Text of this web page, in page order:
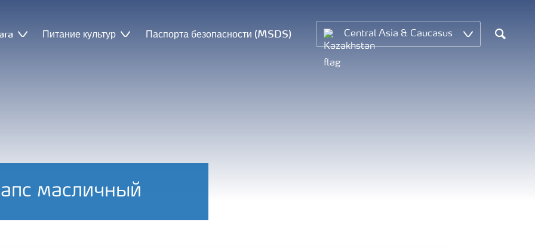
Питание культур Паспорта безопасности (MSDS) Central Asia & Caucasus
масличный